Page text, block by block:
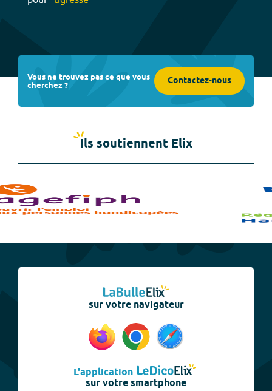
Vous ne trouvez pas ce que vous
cherchez ? Contactez-nous
Ils soutiennent Elix
sur votre navigateur
L'application
sur votre smartphone